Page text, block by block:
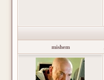
mishem